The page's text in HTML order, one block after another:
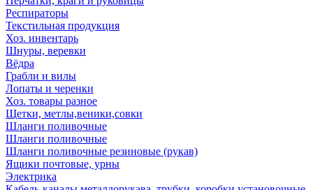
Респираторы
Текстильная продукция
Хоз. инвентарь
Шнуры, веревки
Вёдра
Грабли и вилы
Лопаты и черенки
Хоз. товары разное
Щетки, метлы,веники,совки
Шланги поливочные
Шланги поливочные
Шланги поливочные резиновые (рукав)
Ящики почтовые, урны
Электрика